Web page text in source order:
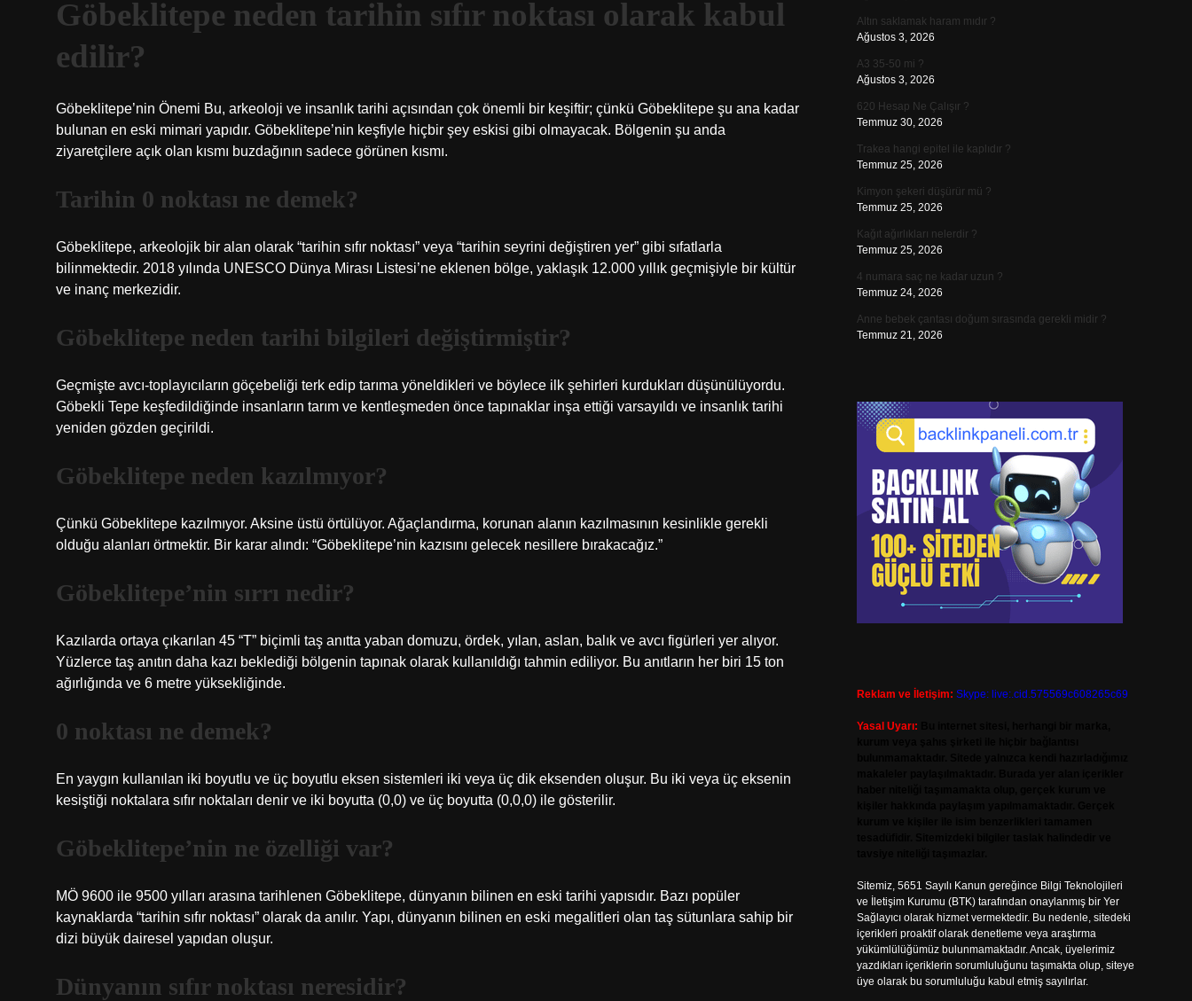
Göbeklitepe neden tarihin sıfır noktası olarak kabul
edilir?
Göbeklitepe’nin Önemi Bu, arkeoloji ve insanlık tarihi açısından çok önemli bir keşiftir; çünkü Göbeklitepe şu ana kadar
bulunan en eski mimari yapıdır. Göbeklitepe’nin keşfiyle hiçbir şey eskisi gibi olmayacak. Bölgenin şu anda
ziyaretçilere açık olan kısmı buzdağının sadece görünen kısmı.
Tarihin 0 noktası ne demek?
Göbeklitepe, arkeolojik bir alan olarak “tarihin sıfır noktası” veya “tarihin seyrini değiştiren yer” gibi sıfatlarla
bilinmektedir. 2018 yılında UNESCO Dünya Mirası Listesi’ne eklenen bölge, yaklaşık 12.000 yıllık geçmişiyle bir kültür
ve inanç merkezidir.
Göbeklitepe neden tarihi bilgileri değiştirmiştir?
Geçmişte avcı-toplayıcıların göçebeliği terk edip tarıma yöneldikleri ve böylece ilk şehirleri kurdukları düşünülüyordu.
Göbekli Tepe keşfedildiğinde insanların tarım ve kentleşmeden önce tapınaklar inşa ettiği varsayıldı ve insanlık tarihi
yeniden gözden geçirildi.
Göbeklitepe neden kazılmıyor?
Çünkü Göbeklitepe kazılmıyor. Aksine üstü örtülüyor. Ağaçlandırma, korunan alanın kazılmasının kesinlikle gerekli
olduğu alanları örtmektir. Bir karar alındı: “Göbeklitepe’nin kazısını gelecek nesillere bırakacağız.”
Göbeklitepe’nin sırrı nedir?
Kazılarda ortaya çıkarılan 45 “T” biçimli taş anıtta yaban domuzu, ördek, yılan, aslan, balık ve avcı figürleri yer alıyor.
Yüzlerce taş anıtın daha kazı beklediği bölgenin tapınak olarak kullanıldığı tahmin ediliyor. Bu anıtların her biri 15 ton
ağırlığında ve 6 metre yüksekliğinde.
0 noktası ne demek?
En yaygın kullanılan iki boyutlu ve üç boyutlu eksen sistemleri iki veya üç dik eksenden oluşur. Bu iki veya üç eksenin
kesiştiği noktalara sıfır noktaları denir ve iki boyutta (0,0) ve üç boyutta (0,0,0) ile gösterilir.
Göbeklitepe’nin ne özelliği var?
MÖ 9600 ile 9500 yılları arasına tarihlenen Göbeklitepe, dünyanın bilinen en eski tarihi yapısıdır. Bazı popüler
kaynaklarda “tarihin sıfır noktası” olarak da anılır. Yapı, dünyanın bilinen en eski megalitleri olan taş sütunlara sahip bir
dizi büyük dairesel yapıdan oluşur.
Dünyanın sıfır noktası neresidir?
Altın saklamak haram mıdır ?
Ağustos 3, 2026
A3 35-50 mi ?
Ağustos 3, 2026
620 Hesap Ne Çalışır ?
Temmuz 30, 2026
Trakea hangi epitel ile kaplıdır ?
Temmuz 25, 2026
Kimyon şekeri düşürür mü ?
Temmuz 25, 2026
Kağıt ağırlıkları nelerdir ?
Temmuz 25, 2026
4 numara saç ne kadar uzun ?
Temmuz 24, 2026
Anne bebek çantası doğum sırasında gerekli midir ?
Temmuz 21, 2026
Reklam ve İletişim: Skype: live:.cid.575569c608265c69
Yasal Uyarı:
Sitemiz, 5651 Sayılı Kanun gereğince Bilgi Teknolojileri
ve İletişim Kurumu (BTK) tarafından onaylanmış bir Yer
Sağlayıcı olarak hizmet vermektedir. Bu nedenle, sitedeki
içerikleri proaktif olarak denetleme veya araştırma
yükümlülüğümüz bulunmamaktadır. Ancak, üyelerimiz
yazdıkları içeriklerin sorumluluğunu taşımakta olup, siteye
üye olarak bu sorumluluğu kabul etmiş sayılırlar.